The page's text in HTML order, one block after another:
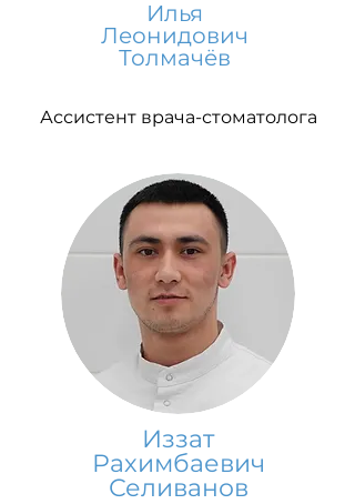
Илья
Леонидович
Толмачёв
Ассистент врача-стоматолога
Иззат
Рахимбаевич
Селиванов